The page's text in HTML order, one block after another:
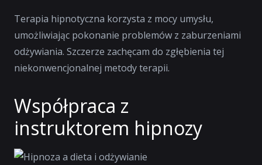
Terapia hipnotyczna korzysta z mocy umysłu,
umożliwiając pokonanie problemów z zaburzeniami
odżywiania. Szczerze zachęcam do zgłębienia tej
niekonwencjonalnej metody terapii.
Współpraca z
instruktorem hipnozy